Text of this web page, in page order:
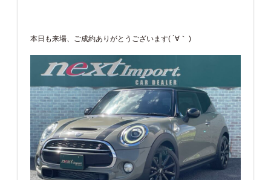
本日も来場、ご成約ありがとうございます( ´∀｀ )